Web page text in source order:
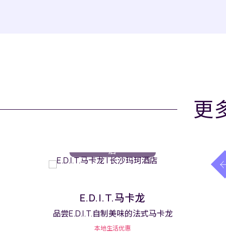
更
店
E.D.I.T.马卡龙
品尝E.D.I.T.自制美味的法式马卡龙
本地生活优惠